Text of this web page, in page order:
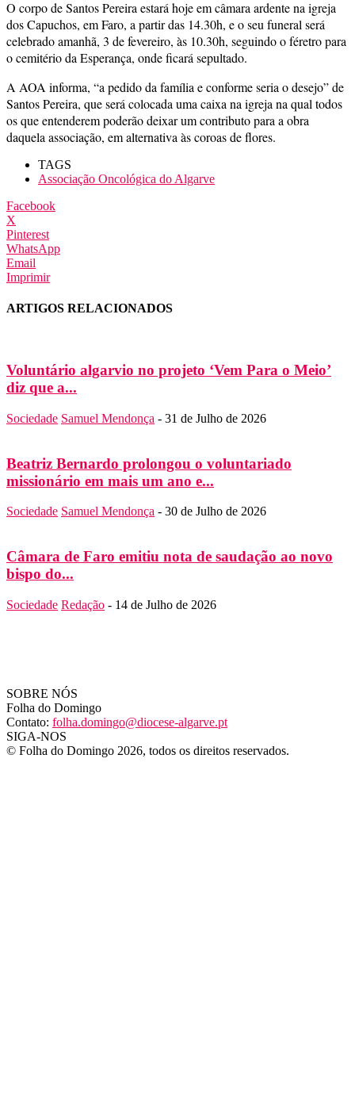
O corpo de Santos Pereira estará hoje em câmara ardente na igreja
dos Capuchos, em Faro, a partir das 14.30h, e o seu funeral será
celebrado amanhã, 3 de fevereiro, às 10.30h, seguindo o féretro para
o cemitério da Esperança, onde ficará sepultado.
A AOA informa, “a pedido da família e conforme seria o desejo” de
Santos Pereira, que será colocada uma caixa na igreja na qual todos
os que entenderem poderão deixar um contributo para a obra
daquela associação, em alternativa às coroas de flores.
TAGS
Associação Oncológica do Algarve
Facebook
X
Pinterest
WhatsApp
Email
Imprimir
ARTIGOS RELACIONADOS
Voluntário algarvio no projeto ‘Vem Para o Meio’
diz que a...
Sociedade Samuel Mendonça - 31 de Julho de 2026
Beatriz Bernardo prolongou o voluntariado
missionário em mais um ano e...
Sociedade Samuel Mendonça - 30 de Julho de 2026
Câmara de Faro emitiu nota de saudação ao novo
bispo do...
Sociedade Redação - 14 de Julho de 2026
SOBRE NÓS
Folha do Domingo
Contato: folha.domingo@diocese-algarve.pt
SIGA-NOS
© Folha do Domingo 2026, todos os direitos reservados.